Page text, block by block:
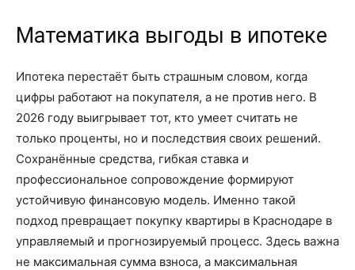
Математика выгоды в ипотеке
Ипотека перестаёт быть страшным словом, когда
цифры работают на покупателя, а не против него. В
2026 году выигрывает тот, кто умеет считать не
только проценты, но и последствия своих решений.
Сохранённые средства, гибкая ставка и
профессиональное сопровождение формируют
устойчивую финансовую модель. Именно такой
подход превращает покупку квартиры в Краснодаре в
управляемый и прогнозируемый процесс. Здесь важна
не максимальная сумма взноса, а максимальная